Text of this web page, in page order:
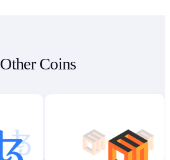
Other Coins